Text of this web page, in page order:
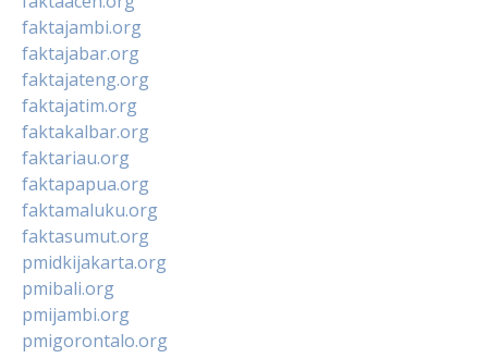
faktajambi.org
faktajabar.org
faktajateng.org
faktajatim.org
faktakalbar.org
faktariau.org
faktapapua.org
faktamaluku.org
faktasumut.org
pmidkijakarta.org
pmibali.org
pmijambi.org
pmigorontalo.org